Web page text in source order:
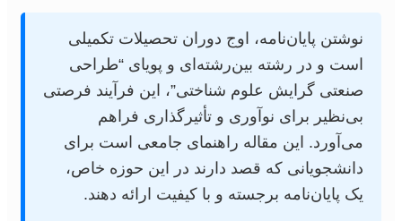
نوشتن پایان‌نامه، اوج دوران تحصیلات تکمیلی
است و در رشته بین‌رشته‌ای و پویای “طراحی
صنعتی گرایش علوم شناختی”، این فرآیند فرصتی
بی‌نظیر برای نوآوری و تأثیرگذاری فراهم
می‌آورد. این مقاله راهنمای جامعی است برای
دانشجویانی که قصد دارند در این حوزه خاص،
یک پایان‌نامه برجسته و با کیفیت ارائه دهند.